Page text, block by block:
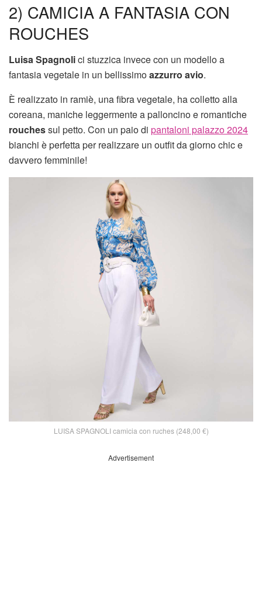
2) CAMICIA A FANTASIA CON
ROUCHES
Luisa Spagnolici stuzzica invece con un modello a
fantasia vegetale in un bellissimoazzurro avio.
È realizzato in ramiè, una fibra vegetale, ha colletto alla
coreana, maniche leggermente a palloncino e romantiche
rouchessul petto. Con un paio di pantaloni palazzo 2024
bianchi è perfetta per realizzare un outfit da giorno chic e
davvero femminile!
LUISA SPAGNOLI camicia con ruches (248,00 €)
Advertisement